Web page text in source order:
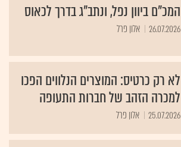
המכ"ם ביוון נפל, ונתב"ג בדרך לכאוס
26.07.2026 אלון פרל
לא רק כרטיס: המוצרים הנלווים הפכו
למכרה הזהב של חברות התעופה
25.07.2026 אלון פרל